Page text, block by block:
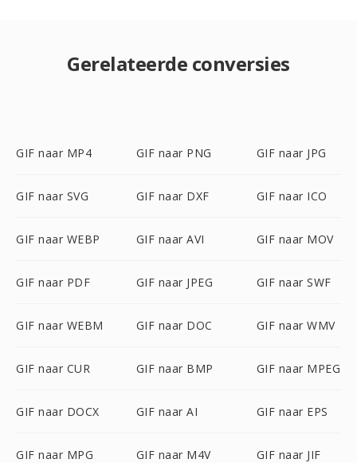
Gerelateerde conversies
GIF naar MP4 GIF naar PNG GIF naar JPG
GIF naar SVG GIF naar DXF GIF naar ICO
GIF naar WEBP GIF naar AVI GIF naar MOV
GIF naar PDF GIF naar JPEG GIF naar SWF
GIF naar WEBM GIF naar DOC GIF naar WMV
GIF naar CUR GIF naar BMP GIF naar MPEG
GIF naar DOCX GIF naar AI GIF naar EPS
GIF naar MPG GIF naar M4V GIF naar JIF